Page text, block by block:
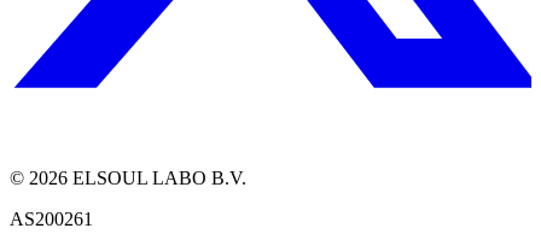
© 2026 ELSOUL LABO B.V.
AS200261